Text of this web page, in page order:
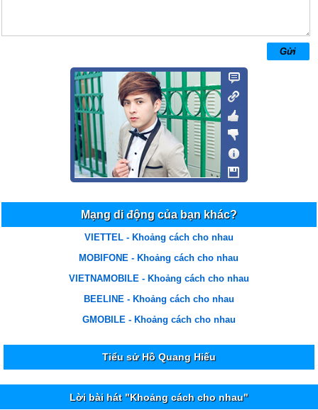
Mạng di động của bạn khác?
VIETTEL - Khoảng cách cho nhau
MOBIFONE - Khoảng cách cho nhau
VIETNAMOBILE - Khoảng cách cho nhau
BEELINE - Khoảng cách cho nhau
GMOBILE - Khoảng cách cho nhau
Tiểu sử Hồ Quang Hiếu
Lời bài hát "Khoảng cách cho nhau"